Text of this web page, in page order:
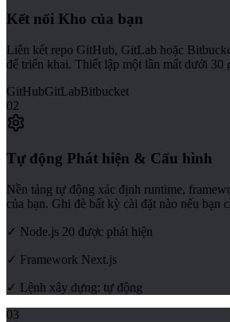
Kết nối Kho của bạn
Liên kết repo GitHub, GitLab hoặc
để triển khai. Thiết lập một lần mất dưới 30
GitHubGitLabBitbucket
02
Tự động Phát hiện & Cấu hình
Nền tảng tự động xác định runtime,
của bạn. Ghi đè bất kỳ cài đặt nào nếu bạn
✓ Node.js 20 được phát hiện
✓ Framework Next.js
✓ Lệnh xây dựng: tự động
03